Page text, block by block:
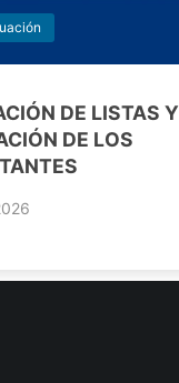
DE LISTAS Y
DE LOS